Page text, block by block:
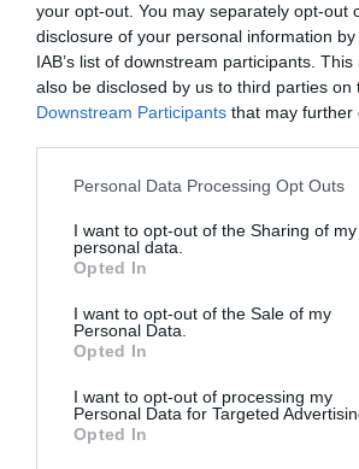
your opt-out. You may separately opt-out
disclosure of your personal information
IAB’s list of downstream participants.
also be disclosed by us to third parties on
Downstream Participants that may further
Personal Data Processing Opt Outs
I want to opt-out of the Sharing of my
personal data.
Opted In
I want to opt-out of the Sale of my
Personal Data.
Opted In
I want to opt-out of processing my
Personal Data for Targeted
Opted In
Δρ. Αθανάσιος Ρήγας
Ιατρείο: Τσόχα 3, 11521, Αμπελόκηποι
Νοσοκομείο: Ευρωκλινική Αθηνων
Τηλέφωνο: 210 72 27 006
rigasth@hotmail.com